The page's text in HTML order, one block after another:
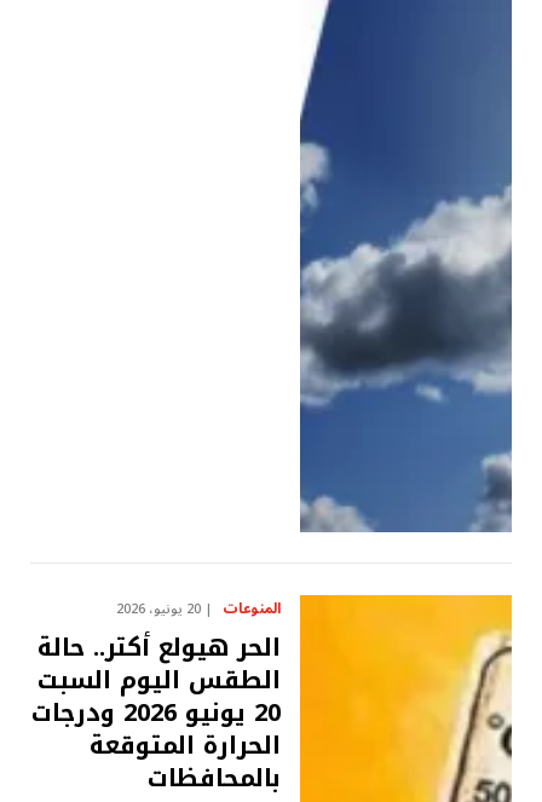
المنوعات 20 يونيو، 2026
الحر هيولع أكتر.. حالة
الطقس اليوم السبت
20 يونيو 2026 ودرجات
الحرارة المتوقعة
بالمحافظات